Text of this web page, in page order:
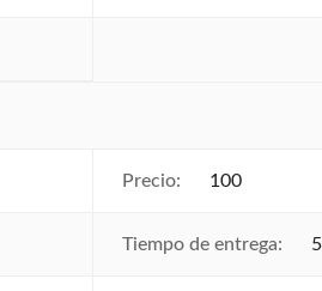
Precio: 100
Tiempo de entrega: